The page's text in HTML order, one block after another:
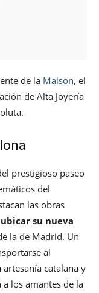
de la Maison, el
de Alta Joyería
prestigioso paseo
del
las obras
su nueva
la de Madrid. Un
al
catalana y
los amantes de la